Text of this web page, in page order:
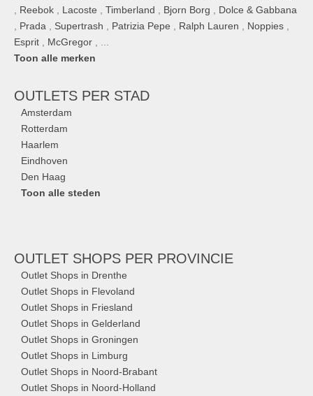
Reebok Lacoste Timberland Bjorn Borg
Dolce & Gabbana
Prada Supertrash Patrizia Pepe Ralph Lauren Noppies
Esprit
McGregor
Toon alle merken
OUTLETS PER STAD
Amsterdam
Rotterdam
Haarlem
Eindhoven
Den Haag
Toon alle steden
OUTLET SHOPS PER PROVINCIE
Outlet Shops in Drenthe
Outlet Shops in Flevoland
Outlet Shops in Friesland
Outlet Shops in Gelderland
Outlet Shops in Groningen
Outlet Shops in Limburg
Outlet Shops in Noord-Brabant
Outlet Shops in Noord-Holland